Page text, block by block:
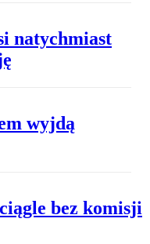
natychmiast
wyjdą
bez komisji